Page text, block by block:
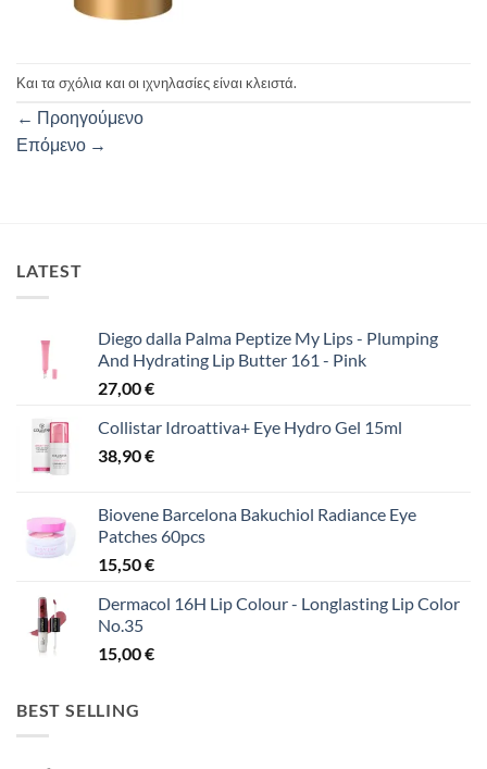
Και τα σχόλια και οι ιχνηλασίες είναι κλειστά.
← Προηγούμενο
Επόμενο →
LATEST
Diego dalla Palma Peptize My Lips - Plumping
And Hydrating Lip Butter 161 - Pink
27,00€
Collistar Idroattiva+ Eye Hydro Gel 15ml
38,90€
Biovene Barcelona Bakuchiol Radiance Eye
Patches 60pcs
15,50€
Dermacol 16H Lip Colour - Longlasting Lip Color
No.35
15,00€
BEST SELLING